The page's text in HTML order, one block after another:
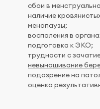
сбои в
наличие
менопаузы;
воспаления в
подготовка к ЭКО;
трудности с
невынашивание
подозрение на
оценка